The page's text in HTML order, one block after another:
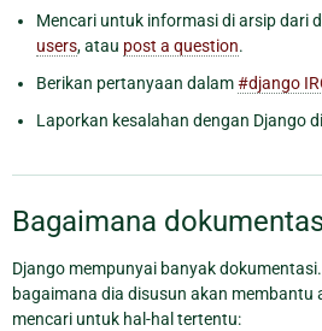
Mencari untuk informasi di arsip dari
users, atau post a question.
Berikan pertanyaan dalam#django
Laporkan kesalahan dengan Django di
Bagaimana
Django mempunyai banyak
bagaimana dia disusun akan membantu
mencari untuk hal-hal tertentu: